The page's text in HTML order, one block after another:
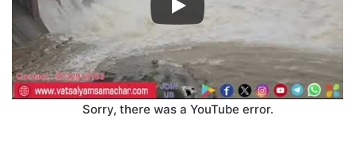
Sorry, there was a YouTube error.